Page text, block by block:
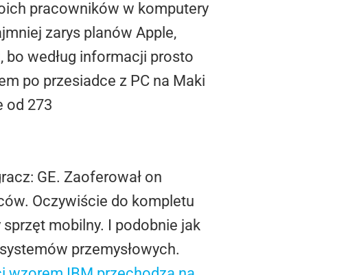
pracowników w komputery
zarys planów Apple,
bo według informacji prosto
po przesiadce z PC na Maki
od 273
GE. Zaoferował on
Oczywiście do kompletu
mobilny. I podobnie jak
przemysłowych.